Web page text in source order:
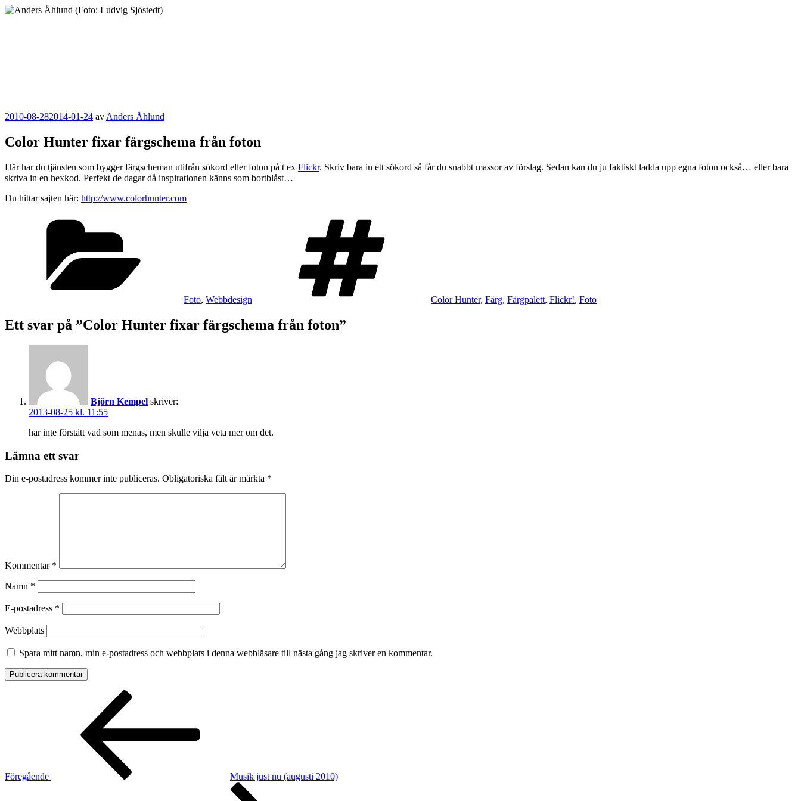
Hoppa
Publicerat
2010-08-282014-01-24 av Anders Åhlund
Color Hunter fixar färgschema från foton
Här har du tjänsten som bygger färgscheman utifrån sökord eller foton på t ex Flickr. Skriv bara in ett sökord så får du snabbt massor av förslag. Sedan kan du ju faktiskt ladda upp egna foton också… eller bara
skriva in en hexkod. Perfekt de dagar då inspirationen känns som bortblåst…
Du hittar sajten här: http://www.colorhunter.com
Foto, Webbdesign Color Hunter, Färg, Färgpalett, Flickr!, Foto
Ett svar på ”Color Hunter fixar färgschema från foton”
Björn Kempel skriver:
2013-08-25 kl. 11:55
har inte förstått vad som menas, men skulle vilja veta mer om det.
Lämna ett svar
Din e-postadress kommer inte publiceras. Obligatoriska fält är märkta *
Kommentar *
Namn *
E-postadress *
Webbplats
Spara mitt namn, min e-postadress och webbplats i denna webbläsare till nästa gång jag skriver en kommentar.
Inläggsnavigering
Föregående
Musik just nu (augusti 2010)